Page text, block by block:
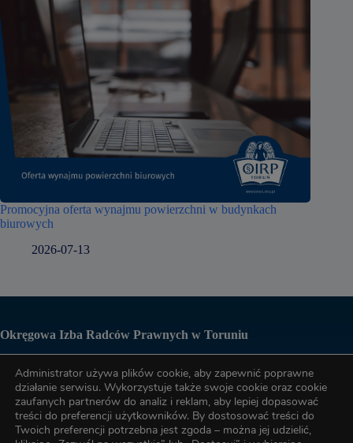
Promocyjna oferta wynajmu powierzchni w budynkach
biurowych
2026-07-13
Okręgowa Izba Radców Prawnych w Toruniu
Biuro OIRP
tel. (56) 622-89-17
Administrator używa plików cookie, aby zapewnić poprawne
działanie serwisu. Wykorzystuje także swoje cookie oraz cookie
zaufanych partnerów do analiz i reklam, aby lepiej dopasować
treści do preferencji użytkowników. By dostosować treści do
Twoich preferencji potrzebna jest zgoda – można jej udzielić,